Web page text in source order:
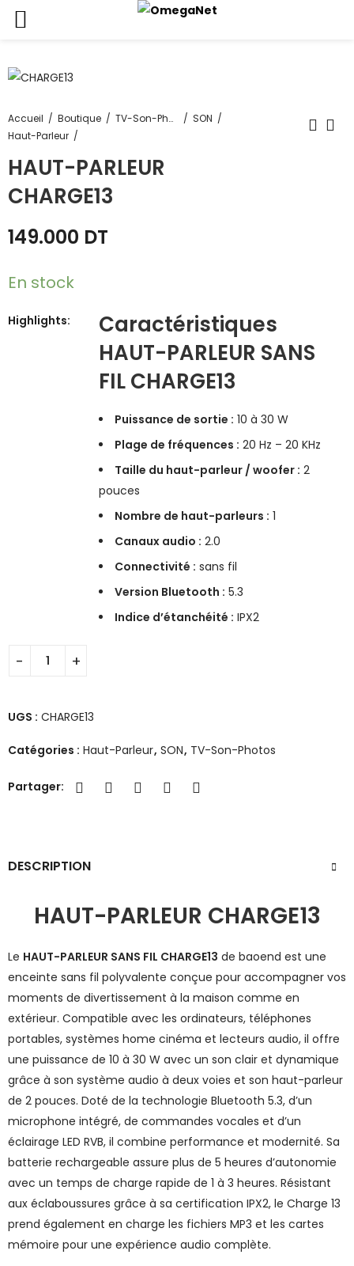
Accueil Boutique TV-Son-Photos
SON
Haut-Parleur
HAUT-PARLEUR
CHARGE13
149.000 DT
En stock
Highlights:
Caractéristiques
HAUT-PARLEUR SANS
FIL CHARGE13
Puissance de sortie : 10 à 30 W
Plage de fréquences : 20 Hz – 20 KHz
Taille du haut-parleur / woofer : 2
pouces
Nombre de haut-parleurs : 1
Canaux audio : 2.0
Connectivité : sans fil
Version Bluetooth : 5.3
Indice d’étanchéité : IPX2
UGS : CHARGE13
Catégories : Haut-Parleur, SON, TV-Son-Photos
Partager:
DESCRIPTION
HAUT-PARLEUR CHARGE13
Le HAUT-PARLEUR SANS FIL CHARGE13 de baoend est une
enceinte sans fil polyvalente conçue pour accompagner vos
moments de divertissement à la maison comme en
extérieur. Compatible avec les ordinateurs, téléphones
portables, systèmes home cinéma et lecteurs audio, il offre
une puissance de 10 à 30 W avec un son clair et dynamique
grâce à son système audio à deux voies et son haut-parleur
de 2 pouces. Doté de la technologie Bluetooth 5.3, d’un
microphone intégré, de commandes vocales et d’un
éclairage LED RVB, il combine performance et modernité. Sa
batterie rechargeable assure plus de 5 heures d’autonomie
avec un temps de charge rapide de 1 à 3 heures. Résistant
aux éclaboussures grâce à sa certification IPX2, le Charge 13
prend également en charge les fichiers MP3 et les cartes
mémoire pour une expérience audio complète.